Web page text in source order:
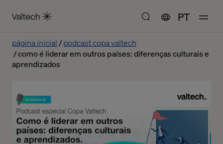
PT
página inicial
podcast copa valtech
como é liderar em outros países: diferenças culturais e
aprendizados